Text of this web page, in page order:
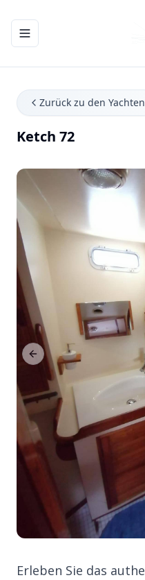
Navigationsmenü ein-/
Zurück zu den Yachten
Ketch 72
Previous Slide
Erleben Sie das